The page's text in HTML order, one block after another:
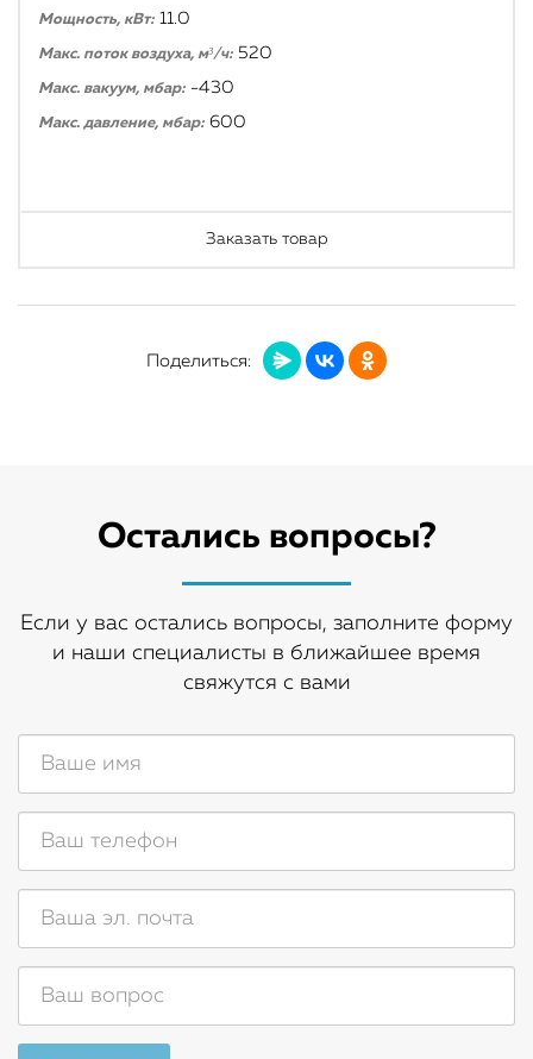
Мощность, кВт: 11.0
Макс. поток воздуха, м³/ч: 520
Макс. вакуум, мбар: -430
Макс. давление, мбар: 600
Заказать товар
Поделиться:
Остались вопросы?
Если у вас остались вопросы, заполните форму
и наши специалисты в ближайшее время
свяжутся с вами